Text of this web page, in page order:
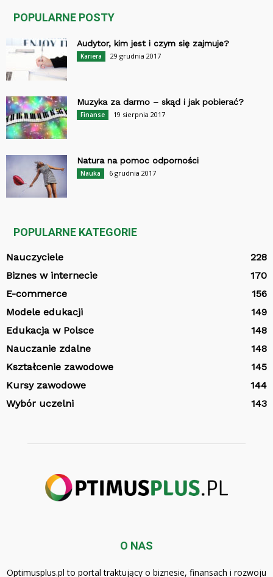
POPULARNE POSTY
Audytor, kim jest i czym się zajmuje?
Kariera 29 grudnia 2017
Muzyka za darmo – skąd i jak pobierać?
Finanse 19 sierpnia 2017
Natura na pomoc odporności
Nauka 6 grudnia 2017
POPULARNE KATEGORIE
Nauczyciele
228
Biznes w internecie
170
E-commerce
156
Modele edukacji
149
Edukacja w Polsce
148
Nauczanie zdalne
148
Kształcenie zawodowe
145
Kursy zawodowe
144
Wybór uczelni
143
O NAS
Optimusplus.pl to portal traktujący o biznesie, finansach i rozwoju